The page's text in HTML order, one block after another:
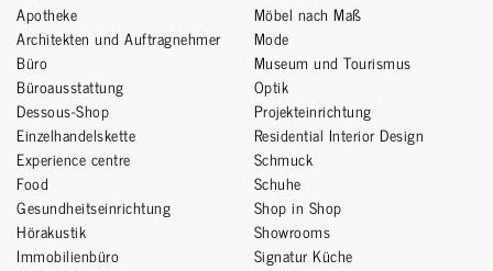
Apotheke
Architekten und Auftragnehmer
Büro
Büroausstattung
Dessous-Shop
Einzelhandelskette
Experience centre
Food
Gesundheitseinrichtung
Hörakustik
Immobilienbüro
Möbel nach Maß
Mode
Museum und Tourismus
Optik
Projekteinrichtung
Residential Interior Design
Schmuck
Schuhe
Shop in Shop
Showrooms
Signatur Küche